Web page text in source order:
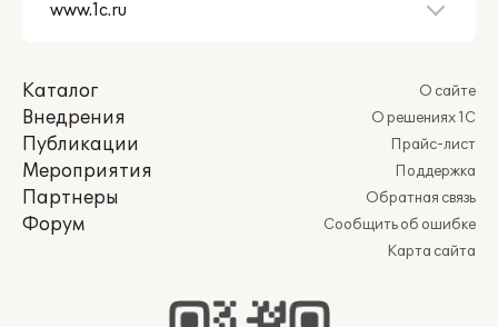
Каталог
Внедрения
Публикации
Мероприятия
Партнеры
Форум
О сайте
О решениях 1С
Прайс-лист
Поддержка
Обратная связь
Сообщить об ошибке
Карта сайта